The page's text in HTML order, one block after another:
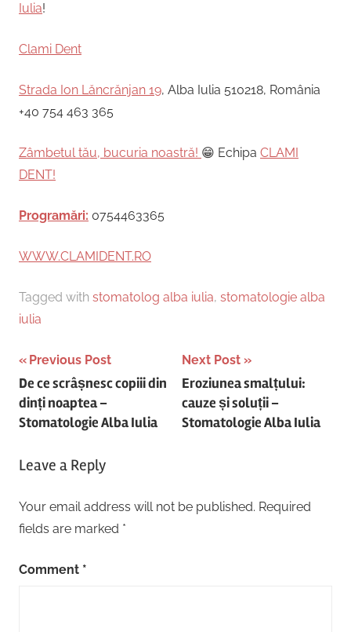
Iulia!
Clami Dent
Strada Ion Lăncrănjan 19, Alba Iulia 510218, România
+40 754 463 365
Zâmbetul tău, bucuria noastră! 😁 Echipa CLAMI
DENT!
Programări: 0754463365
WWW.CLAMIDENT.RO
Tagged with stomatolog alba iulia, stomatologie alba
iulia
Post
navigation
Previous Post
De ce scrâșnesc copiii din
dinți noaptea –
Stomatologie Alba Iulia
Next Post
Eroziunea smalțului:
cauze și soluții –
Stomatologie Alba Iulia
Leave a Reply
Your email address will not be published. Required
fields are marked *
Comment *